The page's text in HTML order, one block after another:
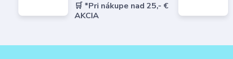
🛒 *Pri nákupe nad 25,- €
AKCIA